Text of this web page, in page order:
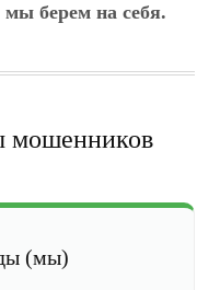
берем на себя.
мошенников
(мы)